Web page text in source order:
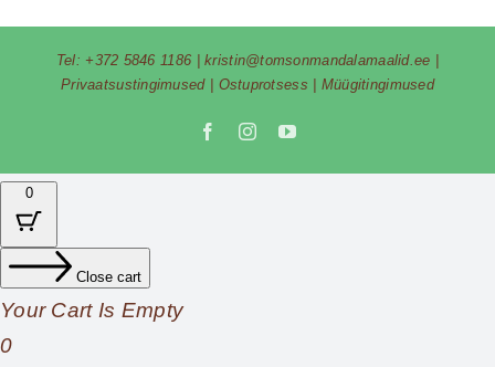
Tel: +372 5846 1186 |kristin@tomsonmandalamaalid.ee
Privaatsustingimused| Ostuprotsess Müügitingimused
FacebookInstagramYouTube
0
Close cart
Your Cart Is Empty
0